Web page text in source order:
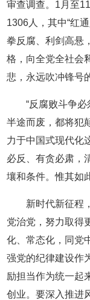
审查调查。1月至
1306人，其中“红
拳反腐、利剑高悬
格，向全党全社会
悲，永远吹冲锋号
“反腐败斗争
半途而废，都将犯
力于中国式现代化
必反、有贪必肃，
壤和条件。惟其如
新时代新征程
党治党，努力取得
化、常态化，同党
强党的纪律建设作
励担当作为统一起
创业。要深入推进